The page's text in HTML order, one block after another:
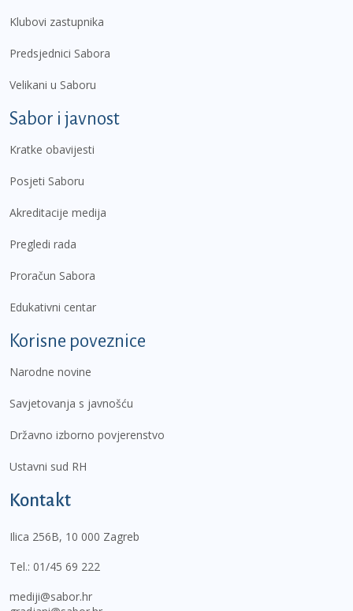
Klubovi zastupnika
Predsjednici Sabora
Velikani u Saboru
Sabor i javnost
Kratke obavijesti
Posjeti Saboru
Akreditacije medija
Pregledi rada
Proračun Sabora
Edukativni centar
Korisne poveznice
Narodne novine
Savjetovanja s javnošću
Državno izborno povjerenstvo
Ustavni sud RH
Kontakt
Ilica 256B, 10 000 Zagreb
Tel.: 01/45 69 222
mediji@sabor.hr